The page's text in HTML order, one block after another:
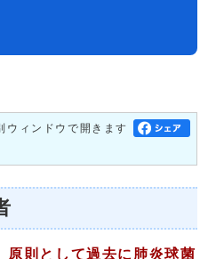
ウィンドウで開きます
原則として過去に肺炎球菌